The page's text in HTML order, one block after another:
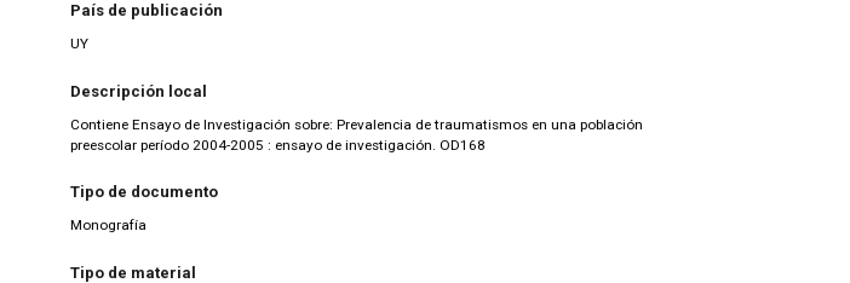
País de publicación
UY
Descripción local
Contiene Ensayo de Investigación sobre: Prevalencia de traumatismos en una población
preescolar período 2004-2005 : ensayo de investigación. OD168
Tipo de documento
Monografía
Tipo de material